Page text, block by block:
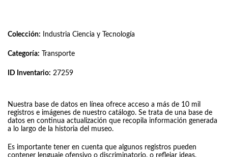
Colección: Industria Ciencia y Tecnología
Categoría: Transporte
ID Inventario: 27259
Nuestra base de datos en línea ofrece acceso a más de 10 mil
registros e imágenes de nuestro catálogo. Se trata de una base de
datos en continua actualización que recopila información generada
a lo largo de la historia del museo.
Es importante tener en cuenta que algunos registros pueden
contener lenguaje ofensivo o discriminatorio, o reflejar ideas,